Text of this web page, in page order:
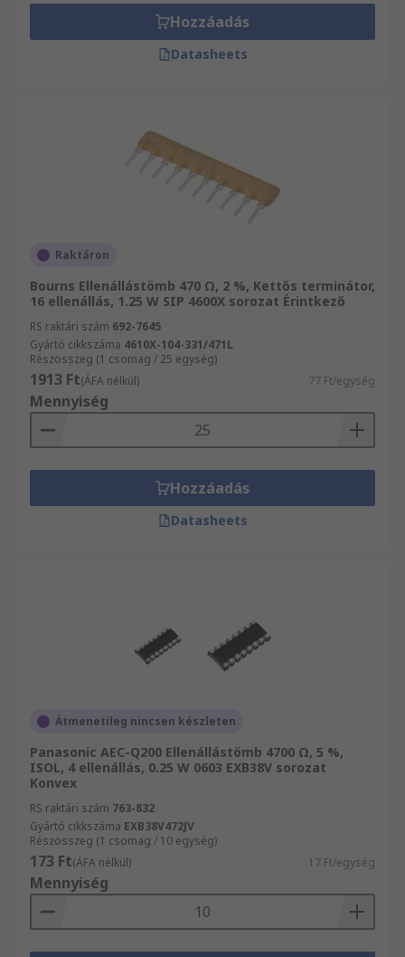
Hozzáadás
Datasheets
Raktáron
Bourns Ellenállástömb 470 Ω, 2 %, Kettős terminátor,
16 ellenállás, 1.25 W SIP 4600X sorozat Érintkező
RS raktári szám 692-7645
Gyártó cikkszáma 4610X-104-331/471L
Részösszeg (1 csomag / 25 egység)
1913 Ft(ÁFA nélkül) 77 Ft/egység
Mennyiség
Hozzáadás
Datasheets
Átmenetileg nincsen készleten
Panasonic AEC-Q200 Ellenállástömb 4700 Ω, 5 %,
ISOL, 4 ellenállás, 0.25 W 0603 EXB38V sorozat
Konvex
RS raktári szám 763-832
Gyártó cikkszáma EXB38V472JV
Részösszeg (1 csomag / 10 egység)
173 Ft(ÁFA nélkül) 17 Ft/egység
Mennyiség